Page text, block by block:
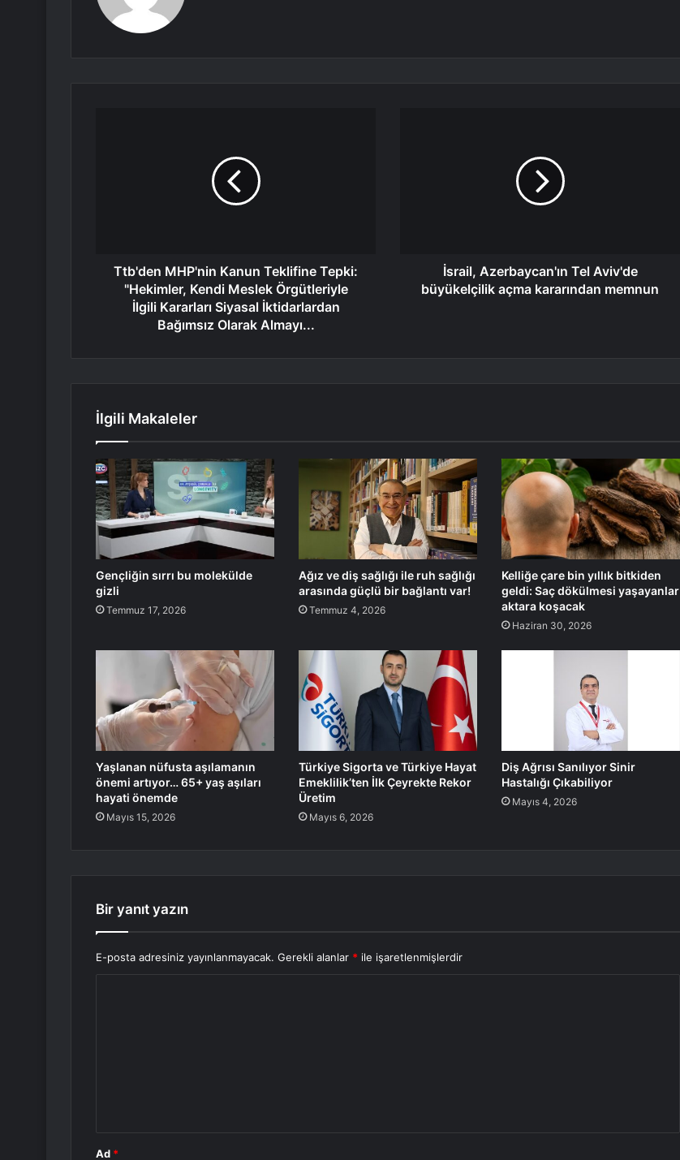
Ttb'den MHP'nin Kanun Teklifine Tepki:
"Hekimler, Kendi Meslek Örgütleriyle
İlgili Kararları Siyasal İktidarlardan
Bağımsız Olarak Almayı...
İsrail, Azerbaycan'ın Tel Aviv'de
büyükelçilik açma kararından memnun
İlgili Makaleler
Gençliğin sırrı bu molekülde
gizli
Temmuz 17, 2026
Ağız ve diş sağlığı ile ruh sağlığı
arasında güçlü bir bağlantı var!
Temmuz 4, 2026
Kelliğe çare bin yıllık bitkiden
geldi: Saç dökülmesi yaşayanlar
aktara koşacak
Haziran 30, 2026
Yaşlanan nüfusta aşılamanın
önemi artıyor… 65+ yaş aşıları
hayati önemde
Mayıs 15, 2026
Türkiye Sigorta ve Türkiye Hayat
Emeklilik’ten İlk Çeyrekte Rekor
Üretim
Mayıs 6, 2026
Diş Ağrısı Sanılıyor Sinir
Hastalığı Çıkabiliyor
Mayıs 4, 2026
Bir yanıt yazın
E-posta adresiniz yayınlanmayacak. Gerekli alanlar * ile işaretlenmişlerdir
Ad *